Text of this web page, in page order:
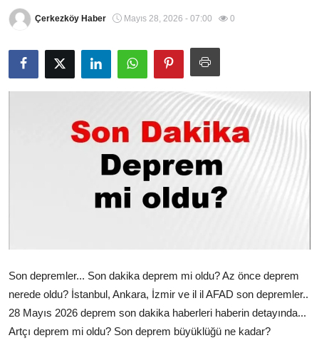
Spor Haberleri
Teknoloji Haberleri
Çerkezköy Haber Mayıs 28, 2026 - 07:00 0
Son depremler... Son dakika deprem mi oldu? Az önce deprem
nerede oldu? İstanbul, Ankara, İzmir ve il il AFAD son depremler..
28 Mayıs 2026 deprem son dakika haberleri haberin detayında...
Artçı deprem mi oldu? Son deprem büyüklüğü ne kadar?